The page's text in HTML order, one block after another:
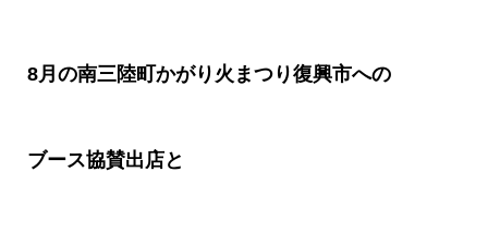
8月の南三陸町かがり火まつり復興市への
ブース協賛出店と